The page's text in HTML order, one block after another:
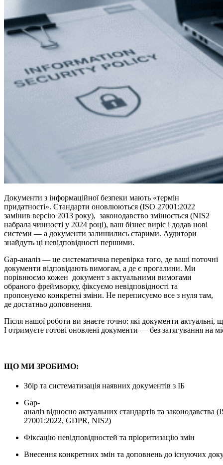
Документи з інформаційної безпеки мають «термін
придатності». Стандарти оновлюються (ISO 27001:2022
замінив версію 2013 року), законодавство змінюється (NIS2
набрала чинності у 2024 році), ваш бізнес виріс і додав нові
системи — а документи залишились старими. Аудитори
знайдуть ці невідповідності першими.
Gap-аналіз — це систематична перевірка того, де ваші поточні
документи відповідають вимогам, а де є прогалини. Ми
порівнюємо кожен документ з актуальними вимогами
обраного фреймворку, фіксуємо невідповідності та
пропонуємо конкретні зміни. Не переписуємо все з нуля там,
де достатньо доповнення.
Після нашої роботи ви знаєте точно: які документи
І отримуєте готові оновлені документи — без затягування на
ЩО МИ ЗРОБИМО:
Збір та систематизація наявних документів з ІБ
Gap-
аналіз відносно актуальних стандартів та законодавства
27001:2022, GDPR, NIS2)
Фіксацію невідповідностей та пріоритизацію змін
Внесення конкретних змін та доповнень до існуючих